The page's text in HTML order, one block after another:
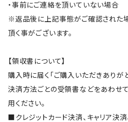
・事前にご連絡を頂いていない場合
※返品後に上記事態がご確認された
頂く事がございます。
【領収書について】
購入時に届く「ご購入いただきありが
決済方法ごとの受領書などをあわせ
用ください。
■クレジットカード決済、キャリア決